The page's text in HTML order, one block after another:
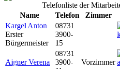
Telefonliste der
Name
Telefon Zimmer
Kargel Anton
Erster
Bürgermeister
08731
3900-
15
Aigner Verena
08731
3900-
Vorzimmer